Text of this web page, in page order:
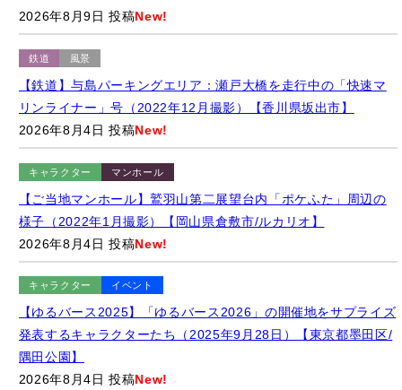
鉄道 風景
【鉄道】与島パーキングエリア：瀬戸大橋を走行中の「快速マ
リンライナー」号（2022年12月撮影）【香川県坂出市】
2026年8月4日 投稿 New!
キャラクター マンホール
【ご当地マンホール】鷲羽山第二展望台内「ポケふた」周辺の
様子（2022年1月撮影）【岡山県倉敷市/ルカリオ】
2026年8月4日 投稿New!
キャラクター イベント
【ゆるバース2025】「ゆるバース2026」の開催地をサプライズ
発表するキャラクターたち（2025年9月28日）【東京都墨田区/
隅田公園】
2026年8月4日 投稿